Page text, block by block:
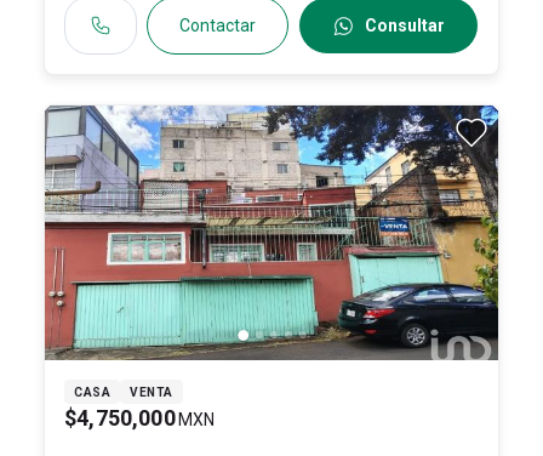
Contactar Consultar
CASA VENTA
$4,750,000 MXN